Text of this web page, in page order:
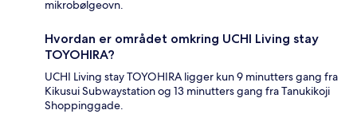
mikrobølgeovn.
Hvordan er området omkring UCHI Living stay
TOYOHIRA?
UCHI Living stay TOYOHIRA ligger kun 9 minutters gang fra
Kikusui Subwaystation og 13 minutters gang fra Tanukikoji
Shoppinggade.